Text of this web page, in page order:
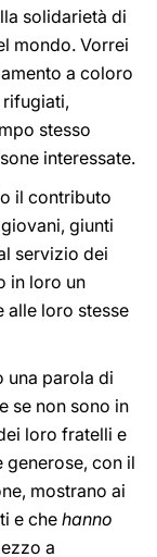
solidarietà di
mondo. Vorrei
a coloro
rifugiati,
stesso
interessate.
il contributo
giunti
servizio dei
in loro un
alle loro stesse
una parola di
se non sono in
loro fratelli e
generose, con il
mostrano ai
e che hanno
a